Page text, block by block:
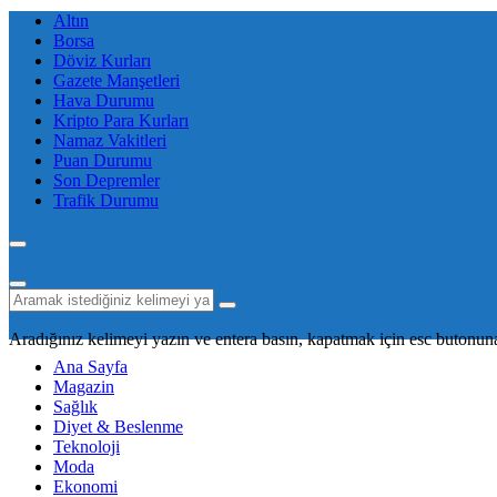
Altın
Borsa
Döviz Kurları
Gazete Manşetleri
Hava Durumu
Kripto Para Kurları
Namaz Vakitleri
Puan Durumu
Son Depremler
Trafik Durumu
Aradığınız kelimeyi yazın ve entera basın, kapatmak için esc
Ana Sayfa
Magazin
Sağlık
Diyet & Beslenme
Teknoloji
Moda
Ekonomi